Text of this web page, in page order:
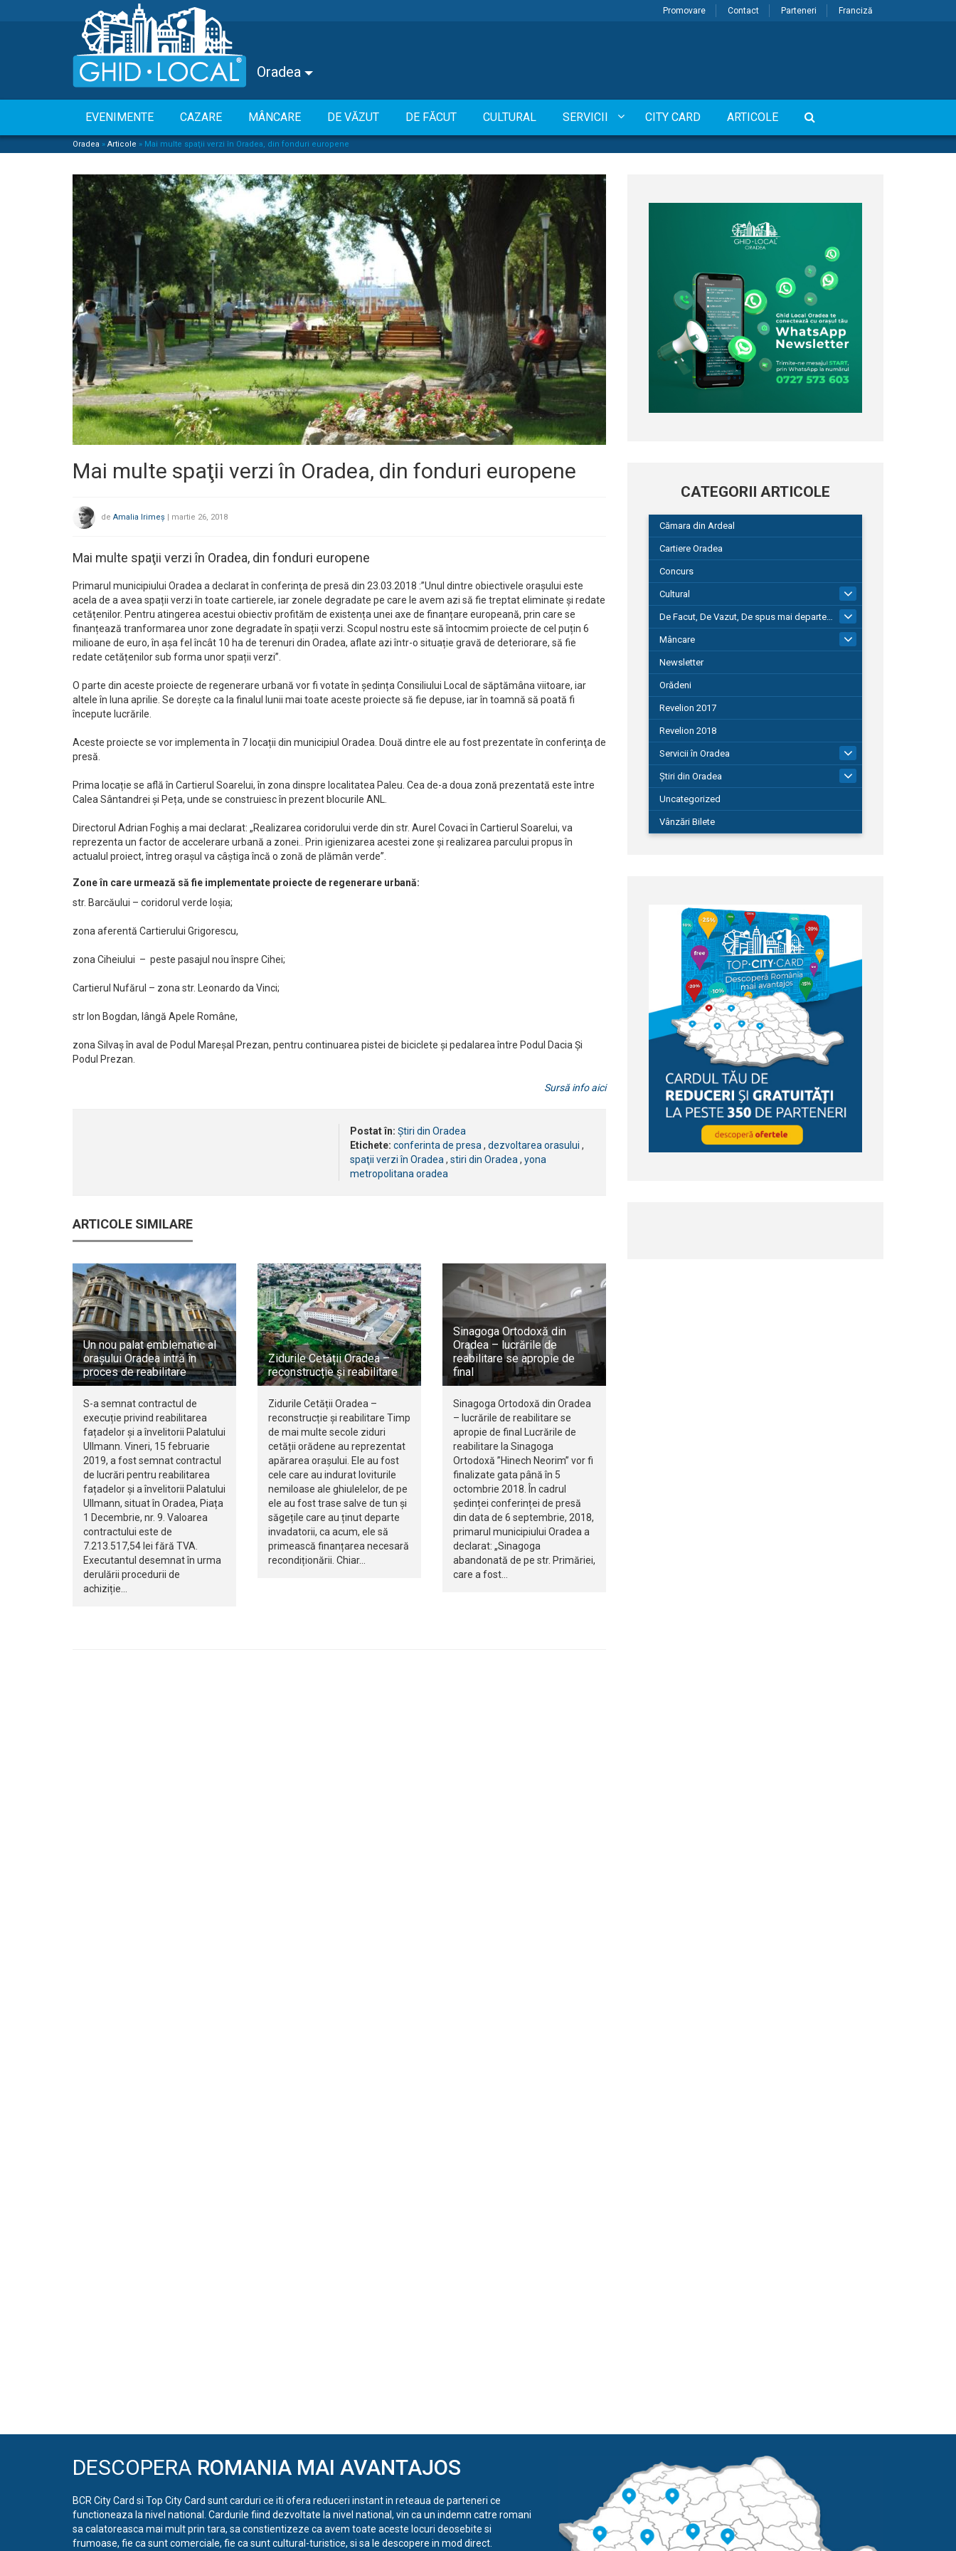
Promovare Contact Parteneri Franciză
Oradea
EVENIMENTE CAZARE MÂNCARE DE VĂZUT DE FĂCUT CULTURAL SERVICII CITY CARD ARTICOLE
Oradea » Articole » Mai multe spaţii verzi în Oradea, din fonduri europene
Mai multe spaţii verzi în Oradea, din fonduri europene
de Amalia Irimeș | martie 26, 2018
Mai multe spaţii verzi în Oradea, din fonduri europene
Primarul municipiului Oradea a declarat în conferinţa de presă din 23.03.2018 :”Unul dintre obiectivele orașului este
acela de a avea spații verzi în toate cartierele, iar zonele degradate pe care le avem azi să fie treptat eliminate și redate
cetățenilor. Pentru atingerea acestui obiectiv profităm de existența unei axe de finanțare europeană, prin care se
finanțează tranformarea unor zone degradate în spații verzi. Scopul nostru este să întocmim proiecte de cel puțin 6
milioane de euro, în așa fel încât 10 ha de terenuri din Oradea, aflate azi într-o situație gravă de deteriorare, să fie
redate cetățenilor sub forma unor spații verzi”.
O parte din aceste proiecte de regenerare urbană vor fi votate în ședința Consiliului Local de săptămâna viitoare, iar
altele în luna aprilie. Se doreşte ca la finalul lunii mai toate aceste proiecte să fie depuse, iar în toamnă să poată fi
începute lucrările.
Aceste proiecte se vor implementa în 7 locații din municipiul Oradea. Două dintre ele au fost prezentate în conferinţa de
presă.
Prima locație se află în Cartierul Soarelui, în zona dinspre localitatea Paleu. Cea de-a doua zonă prezentată este între
Calea Sântandrei și Peța, unde se construiesc în prezent blocurile ANL.
Directorul Adrian Foghiș a mai declarat: „Realizarea coridorului verde din str. Aurel Covaci în Cartierul Soarelui, va
reprezenta un factor de accelerare urbană a zonei.. Prin igienizarea acestei zone și realizarea parcului propus în
actualul proiect, întreg orașul va câștiga încă o zonă de plămân verde”.
Zone în care urmează să fie implementate proiecte de regenerare urbană:
str. Barcăului – coridorul verde Ioșia;
zona aferentă Cartierului Grigorescu,
zona Ciheiului – peste pasajul nou înspre Cihei;
Cartierul Nufărul – zona str. Leonardo da Vinci;
str Ion Bogdan, lângă Apele Române,
zona Silvaș în aval de Podul Mareșal Prezan, pentru continuarea pistei de biciclete și pedalarea între Podul Dacia Și
Podul Prezan.
Sursă info aici
Postat în: Știri din Oradea
Etichete: conferinta de presa , dezvoltarea orasului ,
spaţii verzi în Oradea , stiri din Oradea , yona
metropolitana oradea
ARTICOLE SIMILARE
Un nou palat emblematic al
orașului Oradea intră în
proces de reabilitare
S-a semnat contractul de
execuție privind reabilitarea
fațadelor și a învelitorii Palatului
Ullmann. Vineri, 15 februarie
2019, a fost semnat contractul
de lucrări pentru reabilitarea
fațadelor și a învelitorii Palatului
Ullmann, situat în Oradea, Piața
1 Decembrie, nr. 9. Valoarea
contractului este de
7.213.517,54 lei fără TVA.
Executantul desemnat în urma
derulării procedurii de
achiziție…
Zidurile Cetății Oradea –
reconstrucție și reabilitare
Zidurile Cetății Oradea –
reconstrucție și reabilitare Timp
de mai multe secole ziduri
cetății orădene au reprezentat
apărarea orașului. Ele au fost
cele care au indurat loviturile
nemiloase ale ghiulelelor, de pe
ele au fost trase salve de tun și
săgețile care au ținut departe
invadatorii, ca acum, ele să
primească finanțarea necesară
recondiționării. Chiar…
Sinagoga Ortodoxă din
Oradea – lucrările de
reabilitare se apropie de
final
Sinagoga Ortodoxă din Oradea
– lucrările de reabilitare se
apropie de final Lucrările de
reabilitare la Sinagoga
Ortodoxă ”Hinech Neorim” vor fi
finalizate gata până în 5
octombrie 2018. În cadrul
ședinței conferinței de presă
din data de 6 septembrie, 2018,
primarul municipiului Oradea a
declarat: „Sinagoga
abandonată de pe str. Primăriei,
care a fost…
CATEGORII ARTICOLE
Cămara din Ardeal
Cartiere Oradea
Concurs
Cultural
De Facut, De Vazut, De spus mai departe…
580
Mâncare
Newsletter
Orădeni
Revelion 2017
Revelion 2018
Servicii în Oradea
104
Știri din Oradea
1.127
Uncategorized
Vânzări Bilete
DESCOPERA ROMANIA MAI AVANTAJOS
BCR City Card si Top City Card sunt carduri ce iti ofera reduceri instant in reteaua de parteneri ce
functioneaza la nivel national. Cardurile fiind dezvoltate la nivel national, vin ca un indemn catre romani
sa calatoreasca mai mult prin tara, sa constientizeze ca avem toate aceste locuri deosebite si
frumoase, fie ca sunt comerciale, fie ca sunt cultural-turistice, si sa le descopere in mod direct.